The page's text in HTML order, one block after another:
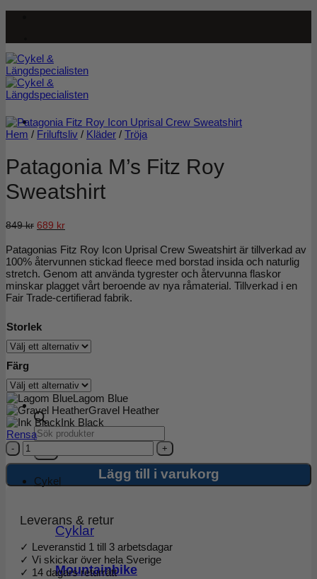
Products
search
Cykel
Cyklar
Mountainbike
Hem / Friluftsliv / Kläder / Tröja
Patagonia M’s Fitz Roy
Sweatshirt
849kr Det
priset
var:
849 kr.
689 krDet
priset
är:
689 kr.
Patagonias Fitz Roy Icon Uprisal Crew Sweatshirt är tillverkad av
100% återvunnen stickad fleece med borstad insida och naturlig
stretch. Genom att använda tygrester och återvunna flaskor
minskar plagget vårt beroende av nya råmaterial. Tillverkad i en
Fair Trade-certifierad fabrik.
Storlek
Färg
Lagom Blue
Gravel Heather
Ink Black
Rensa
Patagonia
M's
Roy
Lägg till i varukorg
Leverans & retur
✓ Leveranstid 1 till 3 arbetsdagar
✓ Vi skickar över hela Sverige
✓ 14 dagars returrätt